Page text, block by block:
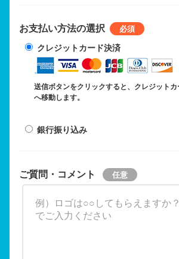
お支払い方法の選択
クレジットカード決済
送信ボタンをクリックすると、クレジット
へ移動します。
銀行振り込み
ご質問・コメント